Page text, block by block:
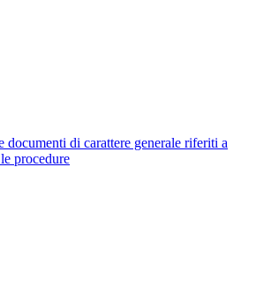
documenti di carattere generale riferiti a
procedure